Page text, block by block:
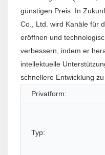
günstigen Preis. In
Co., Ltd. wird Kanäle für
eröffnen und
verbessern, indem er
intellektuelle
schnellere Entwicklung zu
Privatform:
Typ: